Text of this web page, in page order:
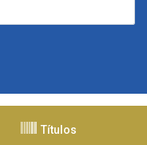
Títulos